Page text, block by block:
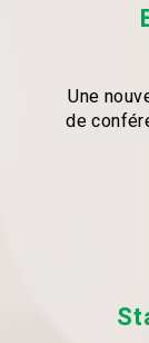
Une
de